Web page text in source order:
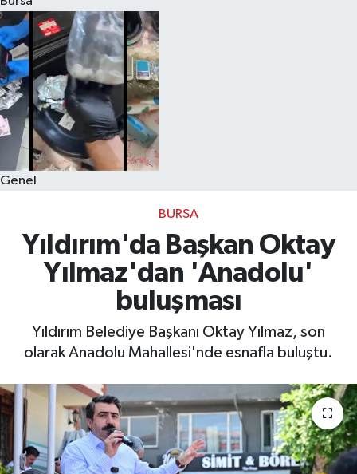
Genel
BURSA
Yıldırım'da Başkan Oktay
Yılmaz'dan 'Anadolu'
buluşması
Yıldırım Belediye Başkanı Oktay Yılmaz, son
olarak Anadolu Mahallesi'nde esnafla buluştu.
Eğitim
Sağlık
Dünya
Magazin
Kültür & Sanat
Teknoloji
Genel
Bilim, Teknoloji